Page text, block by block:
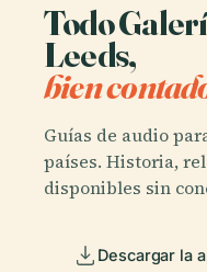
Todo
Leeds,
bien
Guías de audio
países. Historia,
disponibles sin
Descargar la